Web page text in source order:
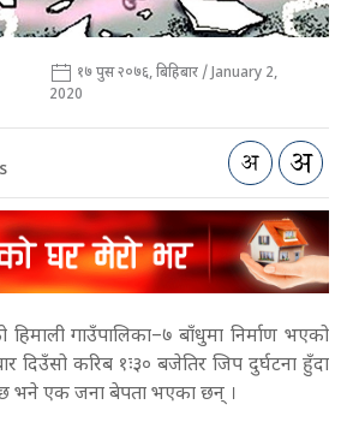
१७ पुस २०७६, बिहिबार / January 2,
2020
हिमाली गाउँपालिका–७ बाँधुमा निर्माण भएको
दिउँसो करिब १ः३० बजेतिर जिप दुर्घटना हुँदा
भने एक जना बेपता भएका छन् ।